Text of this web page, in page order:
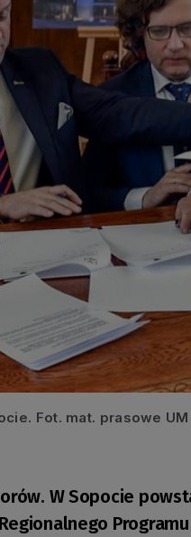
Fot. mat. prasowe
W Sopocie